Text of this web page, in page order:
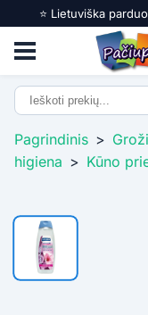
⭐️ Lietuviška
Pagrindinis >
higiena > Kūno